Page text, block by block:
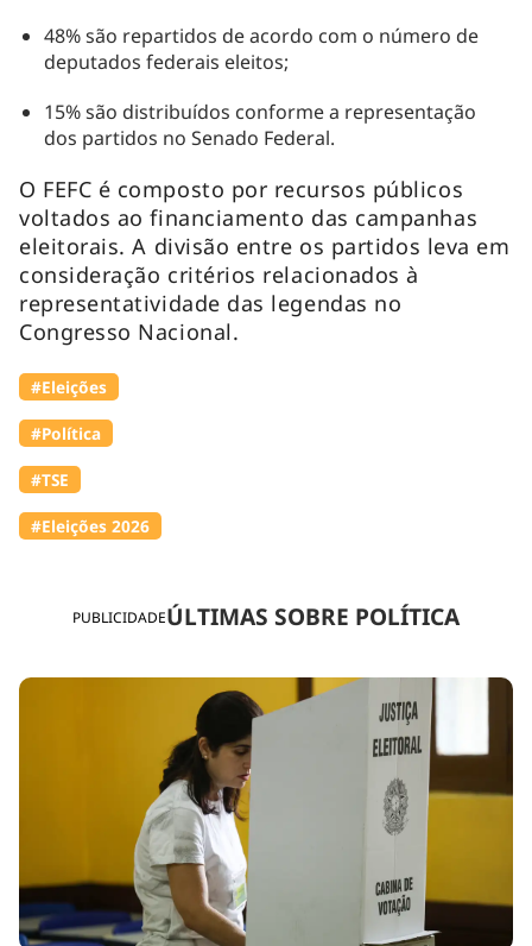
PUBLICIDADEÚLTIMAS SOBRE POLÍTICA
48% são repartidos de acordo com o número de
deputados federais eleitos;
15% são distribuídos conforme a representação
dos partidos no Senado Federal.
O FEFC é composto por recursos públicos
voltados ao financiamento das campanhas
eleitorais. A divisão entre os partidos leva em
consideração critérios relacionados à
representatividade das legendas no
Congresso Nacional.
#Eleições
#Política
#TSE
#Eleições 2026